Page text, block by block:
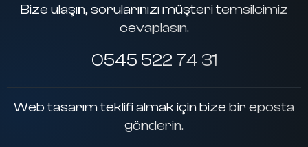
Bize ulaşın, sorularınızı müşteri temsilcimiz
cevaplasın.
0545 522 74 31
Web tasarım teklifi almak için bize bir eposta
gönderin.